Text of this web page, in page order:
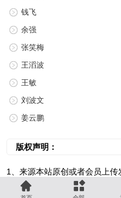
钱飞
余强
张笑梅
王滔波
王敏
刘波文
姜云鹏
版权声明：
1、来源本站原创或者会员上传
 